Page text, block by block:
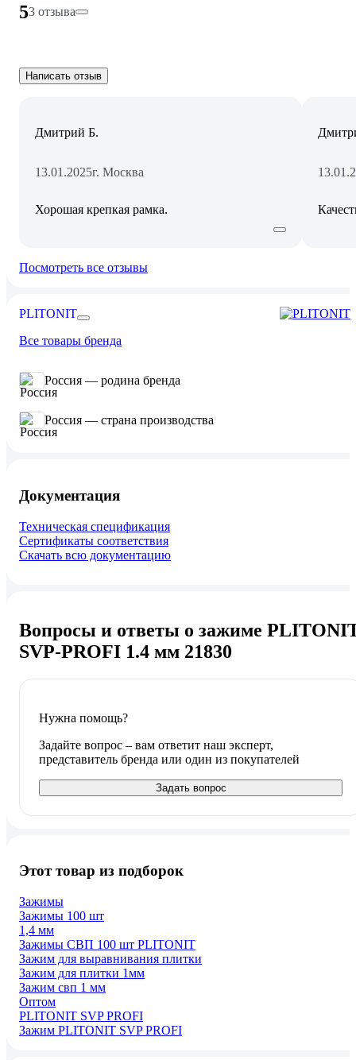
53 отзыва
Написать отзыв
Дмитрий Б.
13.01.2025г. Москва
Хорошая крепкая рамка.
Посмотреть все отзывы
PLITONIT
Все товары бренда
Россия — родина бренда
Россия — страна производства
Документация
Техническая спецификация
Сертификаты соответствия
Скачать всю документацию
Вопросы и ответы о зажиме
SVP-PROFI 1.4 мм 21830
Нужна помощь?
Задайте вопрос – вам ответит наш эксперт,
представитель бренда или один из покупателей
Задать вопрос
Этот товар из подборок
Зажимы
Зажимы 100 шт
1,4 мм
Зажимы СВП 100 шт PLITONIT
Зажим для выравнивания плитки
Зажим для плитки 1мм
Зажим свп 1 мм
Оптом
PLITONIT SVP PROFI
Зажим PLITONIT SVP PROFI